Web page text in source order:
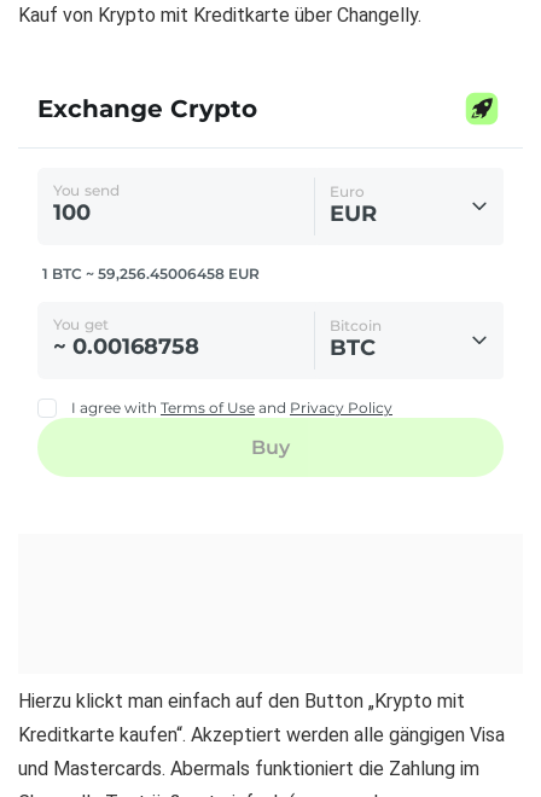
Kauf von Krypto mit Kreditkarte über Changelly.
Hierzu klickt man einfach auf den Button „Krypto mit
Kreditkarte kaufen“. Akzeptiert werden alle gängigen Visa
und Mastercards. Abermals funktioniert die Zahlung im